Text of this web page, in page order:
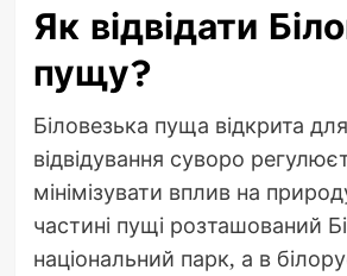
Як відвідати
пущу?
Біловезька пуща відкрита
відвідування суворо
мінімізувати вплив на
частині пущі розташований
національний парк, а в